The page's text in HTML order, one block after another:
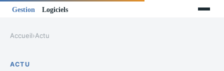
Accueil›Actu
ACTU